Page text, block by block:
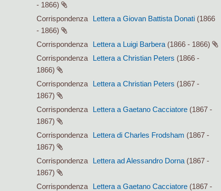
- 1866)
Corrispondenza
Lettera a Giovan Battista Donati (1866
- 1866)
Corrispondenza
Lettera a Luigi Barbera (1866 - 1866)
Corrispondenza
Lettera a Christian Peters (1866 -
1866)
Corrispondenza
Lettera a Christian Peters (1867 -
1867)
Corrispondenza
Lettera a Gaetano Cacciatore (1867 -
1867)
Corrispondenza
Lettera di Charles Frodsham (1867 -
1867)
Corrispondenza
Lettera ad Alessandro Dorna (1867 -
1867)
Corrispondenza
Lettera a Gaetano Cacciatore (1867 -